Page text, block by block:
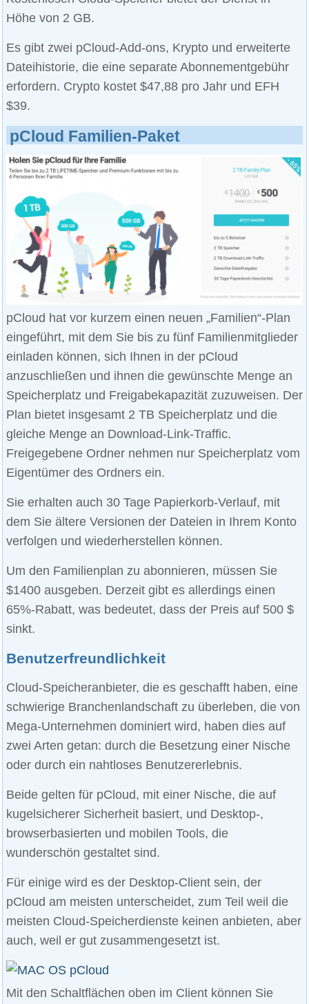
Höhe von 2 GB.
Es gibt zwei pCloud-Add-ons, Krypto und erweiterte
Dateihistorie, die eine separate Abonnementgebühr
erfordern. Crypto kostet $47,88 pro Jahr und EFH
$39.
pCloud Familien-Paket
pCloud hat vor kurzem einen neuen „Familien“-Plan
eingeführt, mit dem Sie bis zu fünf Familienmitglieder
einladen können, sich Ihnen in der pCloud
anzuschließen und ihnen die gewünschte Menge an
Speicherplatz und Freigabekapazität zuzuweisen. Der
Plan bietet insgesamt 2 TB Speicherplatz und die
gleiche Menge an Download-Link-Traffic.
Freigegebene Ordner nehmen nur Speicherplatz vom
Eigentümer des Ordners ein.
Sie erhalten auch 30 Tage Papierkorb-Verlauf, mit
dem Sie ältere Versionen der Dateien in Ihrem Konto
verfolgen und wiederherstellen können.
Um den Familienplan zu abonnieren, müssen Sie
$1400 ausgeben. Derzeit gibt es allerdings einen
65%-Rabatt, was bedeutet, dass der Preis auf 500 $
sinkt.
Benutzerfreundlichkeit
Cloud-Speicheranbieter, die es geschafft haben, eine
schwierige Branchenlandschaft zu überleben, die von
Mega-Unternehmen dominiert wird, haben dies auf
zwei Arten getan: durch die Besetzung einer Nische
oder durch ein nahtloses Benutzererlebnis.
Beide gelten für pCloud, mit einer Nische, die auf
kugelsicherer Sicherheit basiert, und Desktop-,
browserbasierten und mobilen Tools, die
wunderschön gestaltet sind.
Für einige wird es der Desktop-Client sein, der
pCloud am meisten unterscheidet, zum Teil weil die
meisten Cloud-Speicherdienste keinen anbieten, aber
auch, weil er gut zusammengesetzt ist.
Mit den Schaltflächen oben im Client können Sie